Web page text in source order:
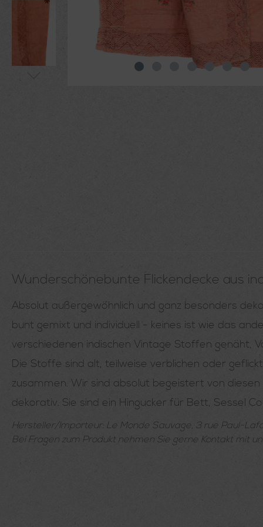
Wunderschönebunte Flickendecke aus
Absolut außergewöhnlich und ganz besonders
bunt gemixt und individuell - keines ist wie das
verschiedenen indischen Vintage Stoffen genäht,
Die Stoffe sind alt, teilweise verblichen oder
zusammen. Wir sind absolut begeistert von
dekorativ. Sie sind ein Hingucker für Bett, Sessel
Hersteller/Importeur: Le Monde Sauvage, 3 rue Paul-
Bei Fragen zum Produkt nehmen Sie gerne Kontakt mit